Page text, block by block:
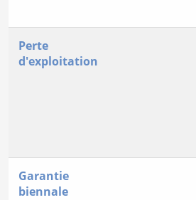
Perte
d'exploitation
Garantie
biennale